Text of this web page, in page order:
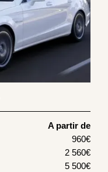
A partir de
960€
2 560€
5 500€